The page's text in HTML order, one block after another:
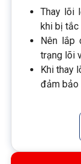
Thay lõi
khi bị tắc
Nên lắp
trạng lõi
Khi thay
đảm bảo